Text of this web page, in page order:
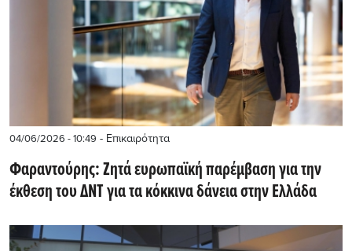
04/06/2026 - 10:49 - Επικαιρότητα
Φαραντούρης: Ζητά ευρωπαϊκή παρέμβαση για την
έκθεση του ΔΝΤ για τα κόκκινα δάνεια στην Ελλάδα